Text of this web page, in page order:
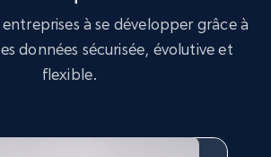
Biography, Awg
Comment engagement rate,
à se développer grâce à
données sécurisée, évolutive et
flexible.